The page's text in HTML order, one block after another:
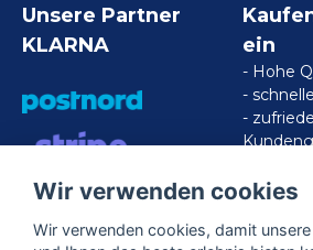
Unsere Partner
KLARNA
VISA/MASTERCARD/
EXPRESS
ein
- Hohe
-
-
Wir verwenden cookies
Wir verwenden cookies, damit